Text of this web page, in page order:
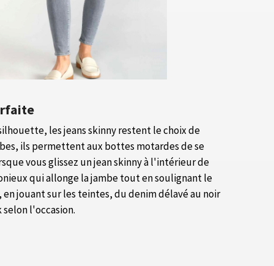
les jeans skinny restent le choix de
ils permettent aux bottes motardes de se
vous glissez un jean skinny à l'intérieur de
qui allonge la jambe tout en soulignant le
jouant sur les teintes, du denim délavé au noir
l'occasion.